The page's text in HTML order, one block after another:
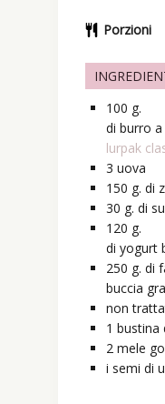
Porzioni
100 g.
di burro
lurpak
3 uova
150 g. di
30 g. di
120 g.
di yogurt
250 g. di
buccia
non
1 bustina
2 mele
i semi di